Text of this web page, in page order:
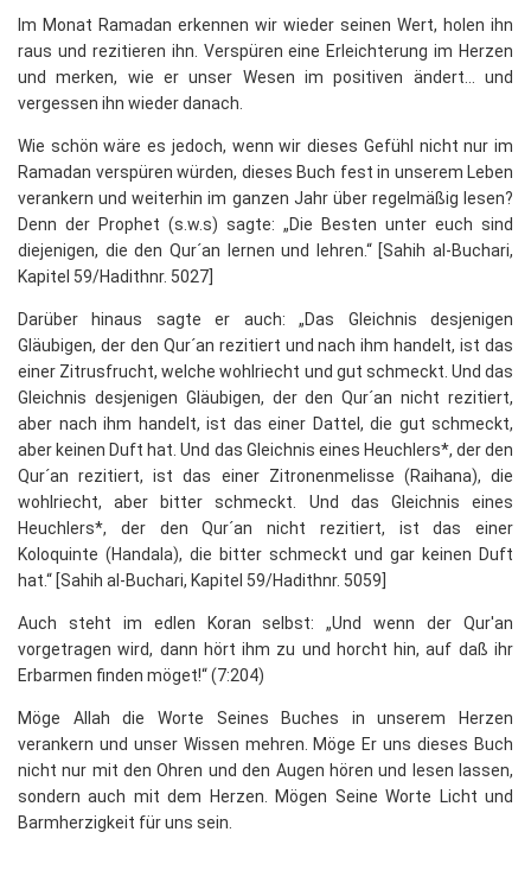
Im Monat Ramadan erkennen wir wieder seinen Wert, holen ihn
raus und rezitieren ihn. Verspüren eine Erleichterung im Herzen
und merken, wie er unser Wesen im positiven ändert… und
vergessen ihn wieder danach.
Wie schön wäre es jedoch, wenn wir dieses Gefühl nicht nur im
Ramadan verspüren würden, dieses Buch fest in unserem Leben
verankern und weiterhin im ganzen Jahr über regelmäßig lesen?
Denn der Prophet (s.w.s) sagte: „Die Besten unter euch sind
diejenigen, die den Qur´an lernen und lehren.“ [Sahih al-Buchari,
Kapitel 59/Hadithnr. 5027]
Darüber hinaus sagte er auch: „Das Gleichnis desjenigen
Gläubigen, der den Qur´an rezitiert und nach ihm handelt, ist das
einer Zitrusfrucht, welche wohlriecht und gut schmeckt. Und das
Gleichnis desjenigen Gläubigen, der den Qur´an nicht rezitiert,
aber nach ihm handelt, ist das einer Dattel, die gut schmeckt,
aber keinen Duft hat. Und das Gleichnis eines Heuchlers*, der den
Qur´an rezitiert, ist das einer Zitronenmelisse (Raihana), die
wohlriecht, aber bitter schmeckt. Und das Gleichnis eines
Heuchlers*, der den Qur´an nicht rezitiert, ist das einer
Koloquinte (Handala), die bitter schmeckt und gar keinen Duft
hat.“ [Sahih al-Buchari, Kapitel 59/Hadithnr. 5059]
Auch steht im edlen Koran selbst: „Und wenn der Qur'an
vorgetragen wird, dann hört ihm zu und horcht hin, auf daß ihr
Erbarmen finden möget!“ (7:204)
Möge Allah die Worte Seines Buches in unserem Herzen
verankern und unser Wissen mehren. Möge Er uns dieses Buch
nicht nur mit den Ohren und den Augen hören und lesen lassen,
sondern auch mit dem Herzen. Mögen Seine Worte Licht und
Barmherzigkeit für uns sein.